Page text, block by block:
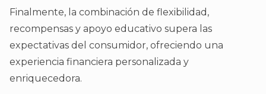
Finalmente, la combinación de flexibilidad,
recompensas y apoyo educativo supera las
expectativas del consumidor, ofreciendo una
experiencia financiera personalizada y
enriquecedora.